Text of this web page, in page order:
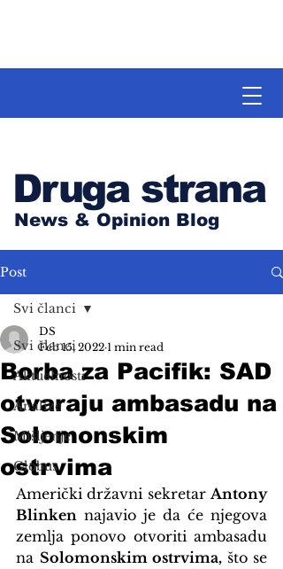
Druga strana
News & Opinion Blog
Post
Svi članci
Aktuelnosti
Analize
Mišljenje
Globus
Svi članci
Borba za Pacifik: SAD
otvaraju ambasadu na
Solomonskim
ostrvima
DS
Feb 15, 2022 1 min read
Američki državni sekretar Antony
Blinken najavio je da će njegova
zemlja ponovo otvoriti ambasadu
na Solomonskim ostrvima, što se